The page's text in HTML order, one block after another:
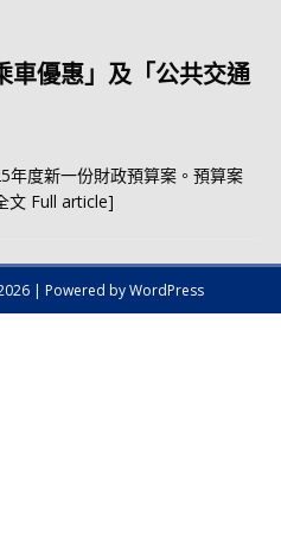
車優惠」及「公共交通
年度新一份財政預算案。預算案
文 Full article]
| Powered by WordPress